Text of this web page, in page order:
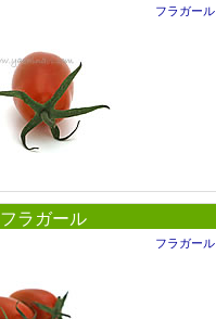
フラガール
フラガール
フラガール